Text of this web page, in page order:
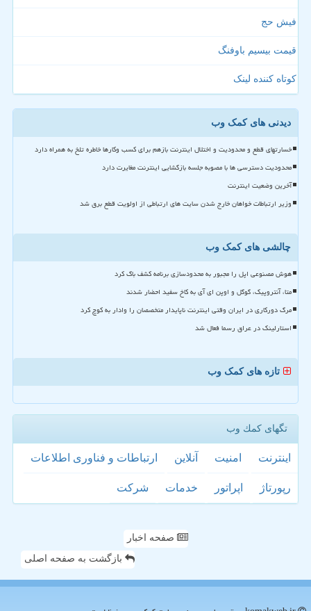
فیش حج
قیمت بیسیم باوفنگ
کوتاه کننده لینک
دیدنی های کمک وب
خسارتهای قطع و محدودیت و اختلال اینترنت بازهم برای کسب وکارها خاطره تلخ به همراه دارد
محدودیت دسترسی ها با مصوبه جلسه بازگشایی اینترنت مغایرت دارد
آخرین وضعیت اینترنت
وزیر ارتباطات خواهان خارج شدن سایت های ارتباطی از اولویت قطع برق شد
چالشی های کمک وب
هوش مصنوعی اپل را مجبور به محدودسازی برنامه کشف باگ کرد
متا، آنتروپیک، گوگل و اوپن ای آی به کاخ سفید احضار شدند
مرگ دورکاری در ایران وقتی اینترنت ناپایدار متخصصان را وادار به کوچ کرد
استارلینک در عراق رسما فعال شد
تازه های کمک وب
تگهای كمك وب
اینترنت امنیت آنلاین ارتباطات و فناوری اطلاعات
رپورتاژ اپراتور خدمات شركت
صفحه اخبار
بازگشت به صفحه اصلی